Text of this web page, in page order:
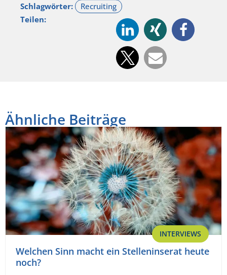
Schlagwörter:
Teilen:
Ähnliche Beiträge
INTERVIEWS
Welchen Sinn macht ein Stelleninserat heute
noch?